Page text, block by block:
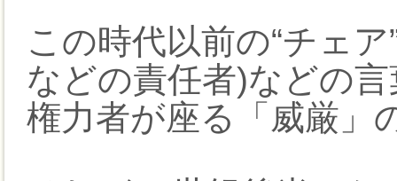
この時代以前の“チェ
などの責任者)などの
権力者が座る「威厳」